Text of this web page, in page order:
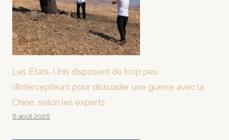
Les États-Unis disposent de trop peu
d’intercepteurs pour dissuader une guerre avec la
Chine, selon les experts
6 août 2026